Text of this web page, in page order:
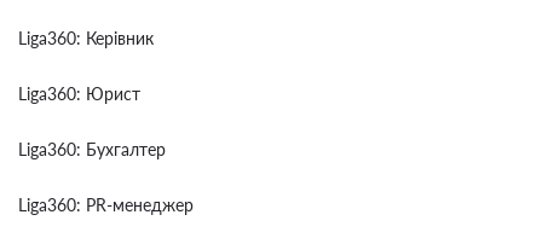
Liga360: Керівник
Liga360: Юрист
Liga360: Бухгалтер
Liga360: PR-менеджер